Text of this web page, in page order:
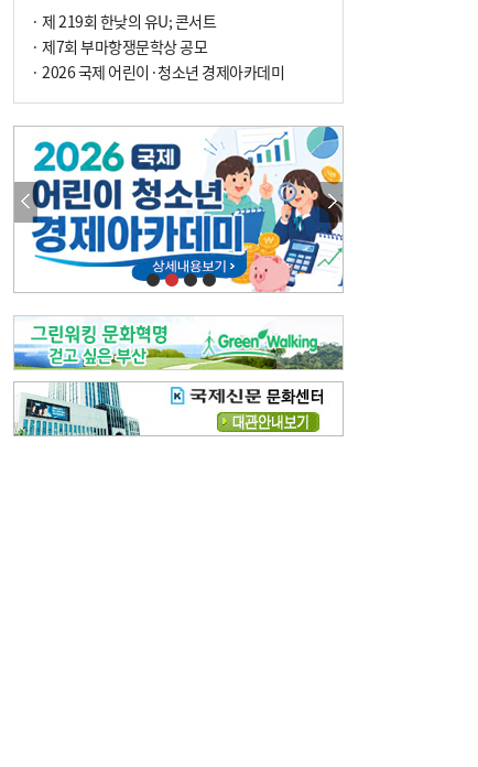
기고[전체보기]
환자의 희망, 헌혈의 힘
대학과 지역 ‘연결’이 지역혁신이다
엘리트 자평해온 市 공무원…생중계 회의서 능력 입증을
김준희의 클래식 인사이트[전체보기]
여름날의 애상, 왈츠
빛나는 꿈의 계절, 4월의 노래
김지윤의 우리음악 이야기[전체보기]
세종시대 음악이 전해진 이유
영산회상, 불교음악에서 풍류음악으로
뉴스와 현장[전체보기]
‘800조 투자’ 희비 가른 재생에너지
뜨거워지는 바다, 북쪽으로 열리는 항로
데스크시각[전체보기]
물은 행정구역 경계를 따라 흐르지 않는다
· 제 219회 한낮의 유U; 콘서트
· 제7회 부마항쟁문학상 공모
· 2026 국제 어린이·청소년 경제아카데미